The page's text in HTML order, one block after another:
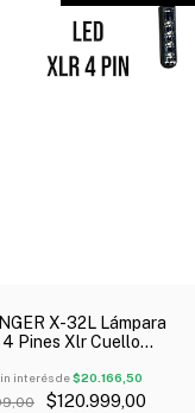
X-32L Lámpara
4 Pines Xlr Cuello
interés de$20.166,50
$120.999,00